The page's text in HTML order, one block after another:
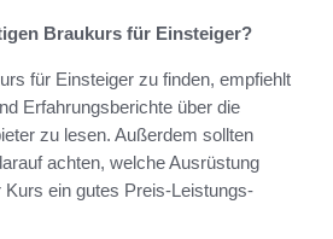
Braukurs für Einsteiger?
für Einsteiger zu finden, empfiehlt
Erfahrungsberichte über die
zu lesen. Außerdem sollten
achten, welche Ausrüstung
Kurs ein gutes Preis-Leistungs-